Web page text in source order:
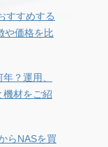
すすめする
や価格を比
？運用、
機材をご紹
らNASを買